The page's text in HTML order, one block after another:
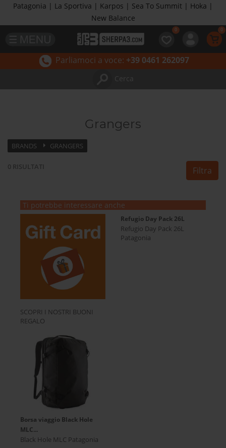
Patagonia | La Sportiva | Karpos | Sea To Summit | Hoka |
New Balance
Parliamoci a voce: +39 0461 262097
Cerca
Grangers
BRANDS GRANGERS
0 RISULTATI Filtra
Ti potrebbe interessare anche
SCOPRI I NOSTRI BUONI
REGALO
Refugio Day Pack 26L
Refugio Day Pack 26L
Patagonia
Borsa viaggio Black Hole
MLC...
Black Hole MLC Patagonia